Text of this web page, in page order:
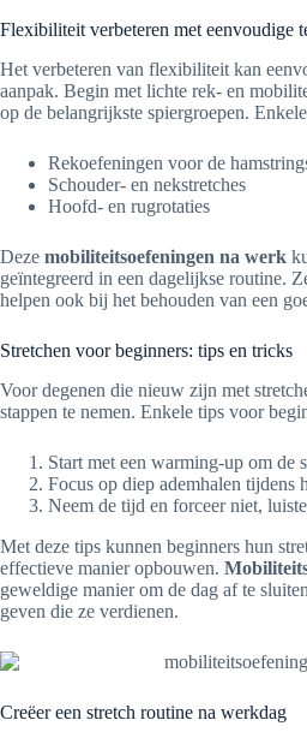
Flexibiliteit verbeteren met eenvoudige
Het verbeteren van flexibiliteit kan
aanpak. Begin met lichte rek- en
op de belangrijkste spiergroepen.
Rekoefeningen voor de
Schouder- en nekstretches
Hoofd- en rugrotaties
Deze mobiliteitsoefeningen na werk
geïntegreerd in een dagelijkse routine.
helpen ook bij het behouden van een
Stretchen voor beginners: tips en tricks
Voor degenen die nieuw zijn met
stappen te nemen. Enkele tips voor
Start met een warming-up om de
Focus op diep ademhalen tijdens
Neem de tijd en forceer niet,
Met deze tips kunnen beginners hun
effectieve manier opbouwen.
geweldige manier om de dag af te
geven die ze verdienen.
Creëer een stretch routine na werkdag